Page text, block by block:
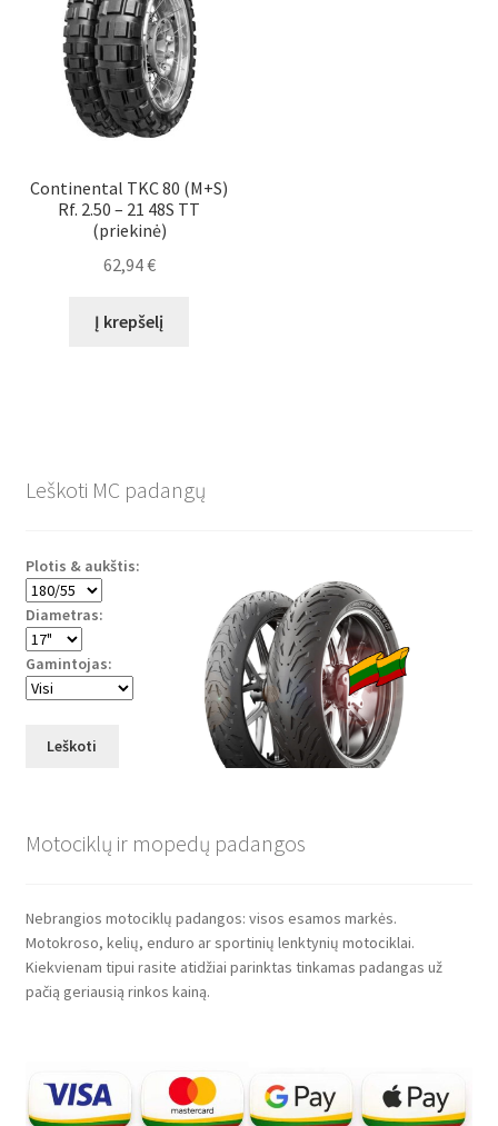
Continental TKC 80 (M+S)
Rf. 2.50 – 21 48S TT
(priekinė)
62,94€
Į krepšelį
Leškoti MC padangų
Plotis & aukštis:
Diametras:
Gamintojas:
Leškoti
Motociklų ir mopedų padangos
Nebrangios motociklų padangos: visos esamos markės.
Motokroso, kelių, enduro ar sportinių lenktynių motociklai.
Kiekvienam tipui rasite atidžiai parinktas tinkamas padangas už
pačią geriausią rinkos kainą.